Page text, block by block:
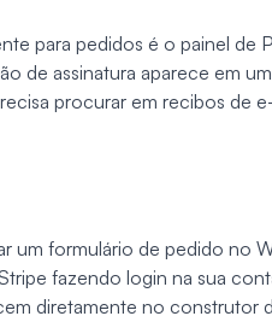
para pedidos é o painel de
de assinatura aparece em
procurar em recibos de
um formulário de pedido no
fazendo login na sua
diretamente no construtor